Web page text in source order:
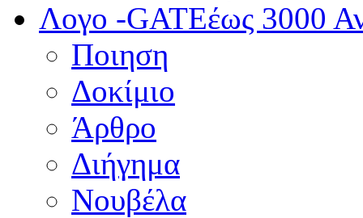
Λογο -GATEέως 3000
Ποιηση
Δοκίμιο
Άρθρο
Διήγημα
Νουβέλα